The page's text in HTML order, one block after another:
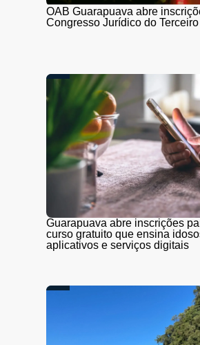
OAB Guarapuava abre
Congresso Jurídico do
Guarapuava abre inscrições
curso gratuito que ensina
aplicativos e serviços digitais